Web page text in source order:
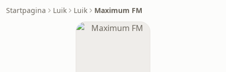
Startpagina Luik Luik Maximum FM